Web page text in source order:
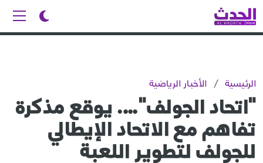
الرئيسية / الأخبار الرياضية
"اتحاد الجولف"…. يوقع مذكرة
تفاهم مع الاتحاد الإيطالي
للجولف لتطوير اللعبة